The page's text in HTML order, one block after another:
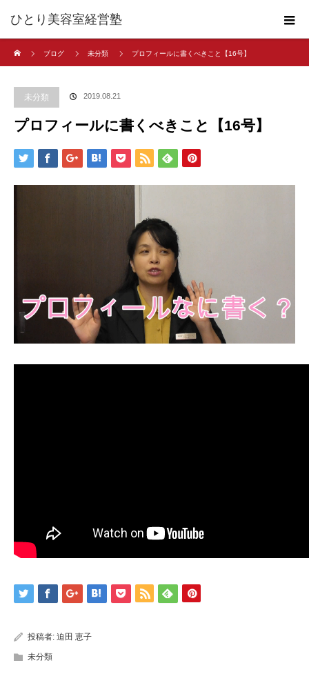
ひとり美容室経営塾
ブログ
未分類 プロフィールに書くべきこと【16号】
未分類 2019.08.21
プロフィールに書くべきこと【16号】
投稿者: 迫田 恵子
未分類